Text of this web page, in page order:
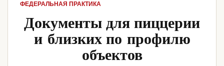
ФЕДЕРАЛЬНАЯ ПРАКТИКА
Документы для пиццерии
и близких по профилю
объектов